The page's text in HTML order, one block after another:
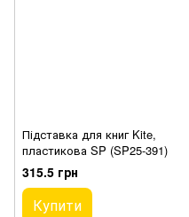
Підставка для книг Kite,
пластикова SP (SP25-391)
315.5 грн
Купити